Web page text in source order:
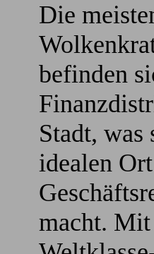
Die
befinden
Stadt, was
idealen
macht. Mit